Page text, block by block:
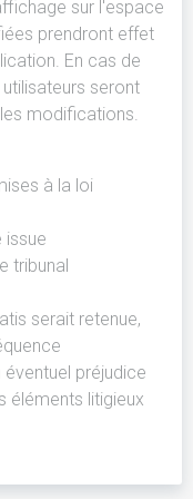
sur l'espace
prendront effet
En cas de
seront
modifications.
à la loi
issue
tribunal
serait retenue,
préjudice
éléments litigieux